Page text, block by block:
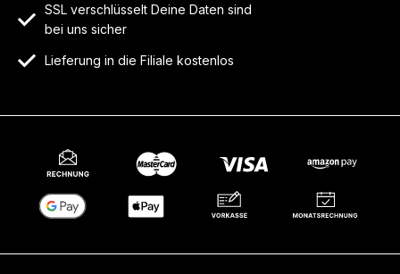
SSL verschlüsselt Deine Daten sind
bei uns sicher
Lieferung in die Filiale kostenlos